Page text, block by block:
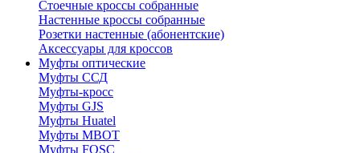
Стоечные кроссы собранные
Настенные кроссы собранные
Розетки настенные (абонентские)
Аксессуары для кроссов
Муфты оптические
Муфты ССД
Муфты-кросс
Муфты GJS
Муфты Huatel
Муфты МВОТ
Муфты FOSC